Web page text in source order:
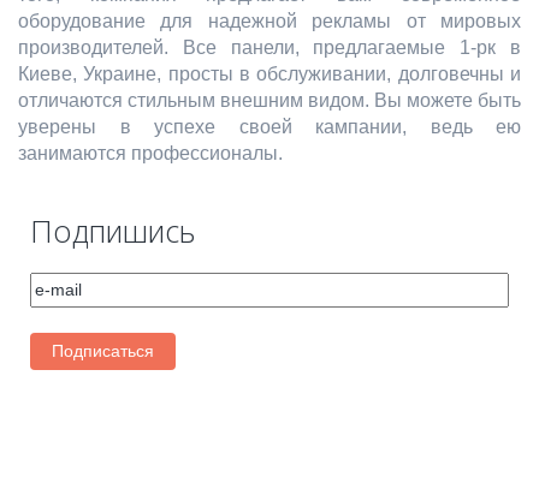
оборудование для надежной рекламы от мировых
производителей. Все панели, предлагаемые 1-рк в
Киеве, Украине, просты в обслуживании, долговечны и
отличаются стильным внешним видом. Вы можете быть
уверены в успехе своей кампании, ведь ею
занимаются профессионалы.
Подпишись